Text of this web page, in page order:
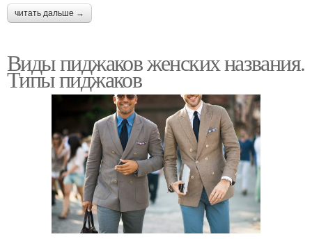
читать дальше →
Виды пиджаков женских названия.
Типы пиджаков